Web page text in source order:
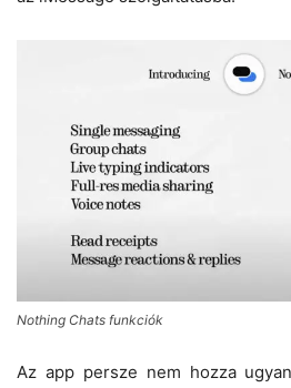
Nothing Chats funkciók
Az app persze nem hozza